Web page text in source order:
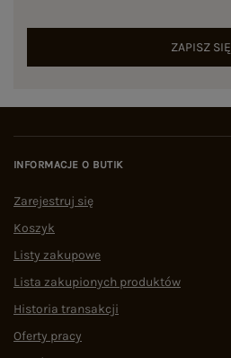
ZAPISZ SIĘ
INFORMACJE O BUTIK
Zarejestruj się
Koszyk
Listy zakupowe
Lista zakupionych produktów
Historia transakcji
Oferty pracy